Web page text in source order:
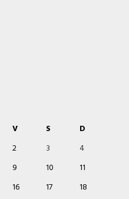
V S
D
2 3
4
9 10
11
16 17
18